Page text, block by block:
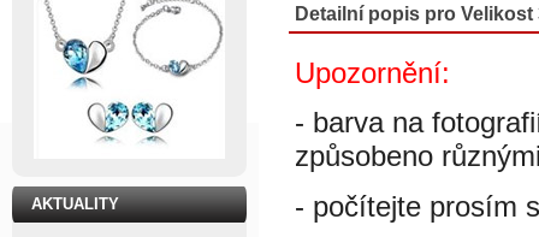
AKTUALITY
Detailní popis pro
Upozornění:
- barva na
způsobeno
- počítejte prosím